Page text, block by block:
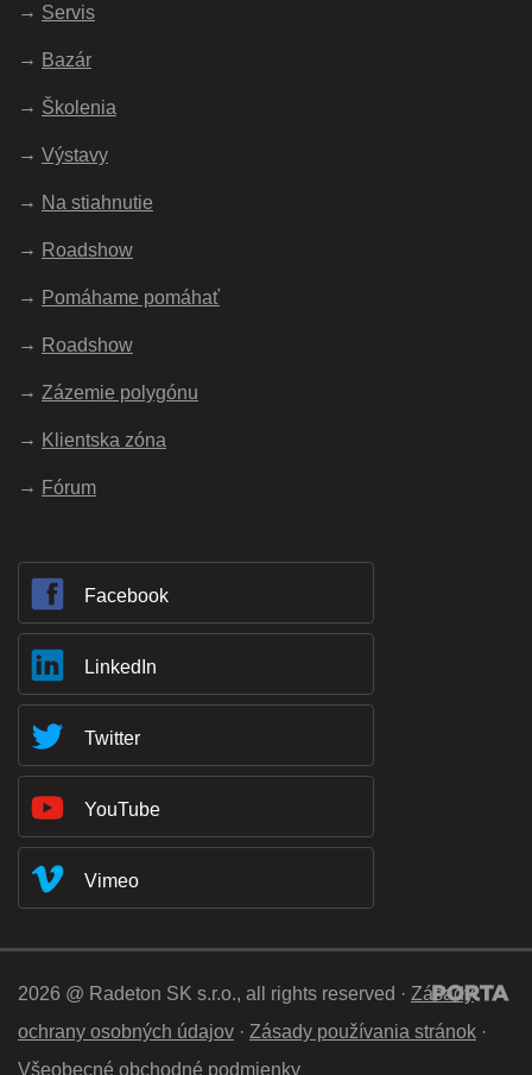
Servis
Bazár
Školenia
Výstavy
Na stiahnutie
Roadshow
Pomáhame pomáhať
Roadshow
Zázemie polygónu
Klientska zóna
Fórum
Facebook
LinkedIn
Twitter
YouTube
Vimeo
2026 @ Radeton SK s.r.o., all rights reserved · Zásady
ochrany osobných údajov · Zásady používania stránok ·
Všeobecné obchodné podmienky